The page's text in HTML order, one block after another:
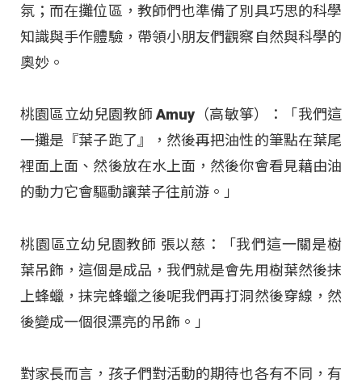
氛；而在攤位區，教師們也準備了別具巧思的科學
知識與手作體驗，帶領小朋友們觀察自然與科學的
奧妙。
桃園區立幼兒園教師 Amuy（高敏箏）：「我們這
一攤是『葉子跑了』，然後再把油性的筆點在葉尾
裡面上面、然後放在水上面，然後你會看見藉由油
的動力它會驅動讓葉子往前游。」
桃園區立幼兒園教師 張以慈：「我們這一關是樹
葉吊飾，這個是成品，我們就是會先用樹葉然後抹
上蜂蠟，抹完蜂蠟之後呢我們再打洞然後穿線，然
後變成一個很漂亮的吊飾。」
對家長而言，孩子們對活動的期待也各有不同，有